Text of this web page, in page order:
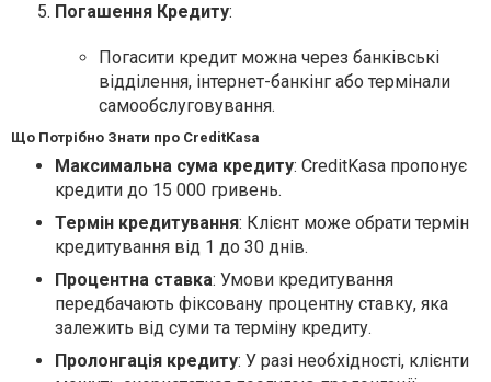
Погашення Кредиту:
Погасити кредит можна через банківські
відділення, інтернет-банкінг або термінали
самообслуговування.
Що Потрібно Знати про CreditKasa
Максимальна сума кредиту: CreditKasa пропонує
кредити до 15 000 гривень.
Термін кредитування: Клієнт може обрати термін
кредитування від 1 до 30 днів.
Процентна ставка: Умови кредитування
передбачають фіксовану процентну ставку, яка
залежить від суми та терміну кредиту.
Пролонгація кредиту: У разі необхідності, клієнти